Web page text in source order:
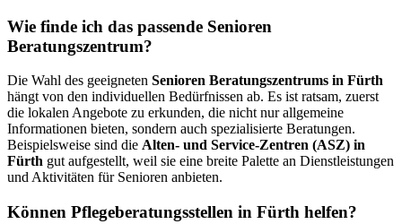
Wie finde ich das passende Senioren
Beratungszentrum?
Die Wahl des geeigneten Senioren Beratungszentrums in Fürth
hängt von den individuellen Bedürfnissen ab. Es ist ratsam, zuerst
die lokalen Angebote zu erkunden, die nicht nur allgemeine
Informationen bieten, sondern auch spezialisierte Beratungen.
Beispielsweise sind die Alten- und Service-Zentren (ASZ) in
Fürth gut aufgestellt, weil sie eine breite Palette an Dienstleistungen
und Aktivitäten für Senioren anbieten.
Können Pflegeberatungsstellen in Fürth helfen?